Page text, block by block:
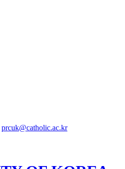
prcuk@catholic.ac.kr